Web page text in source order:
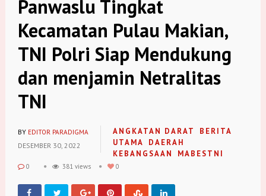
Panwaslu Tingkat
Kecamatan Pulau Makian,
TNI Polri Siap Mendukung
dan menjamin Netralitas
TNI
BY EDITOR PARADIGMA
DESEMBER 30, 2022
ANGKATAN DARAT
BERITA
UTAMA
DAERAH
KEBANGSAAN
MABESTNI
0 381 views 0